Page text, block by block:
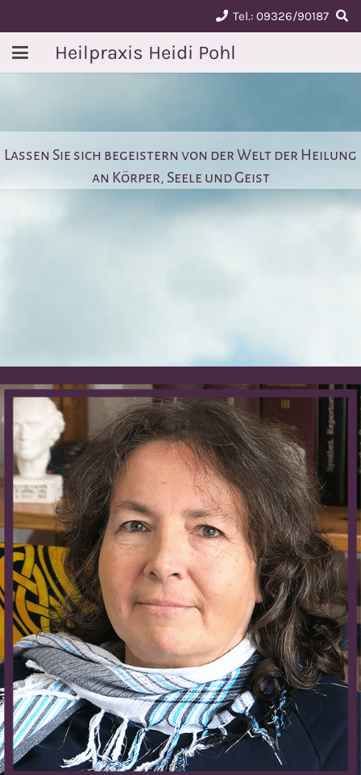
Tel.: 09326/90187
Heilpraxis Heidi Pohl
Lassen Sie sich begeistern von der Welt der Heilung
an Körper, Seele und Geist